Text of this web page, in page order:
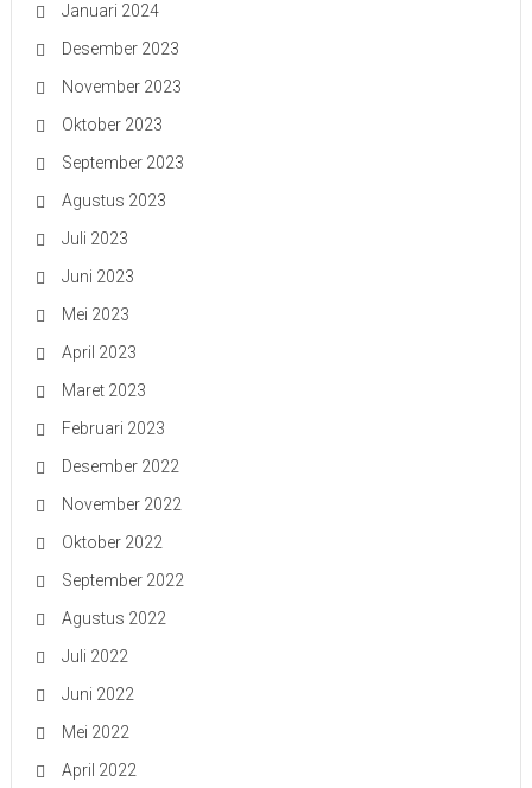
Januari 2024
Desember 2023
November 2023
Oktober 2023
September 2023
Agustus 2023
Juli 2023
Juni 2023
Mei 2023
April 2023
Maret 2023
Februari 2023
Desember 2022
November 2022
Oktober 2022
September 2022
Agustus 2022
Juli 2022
Juni 2022
Mei 2022
April 2022